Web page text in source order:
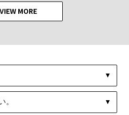
VIEW MORE